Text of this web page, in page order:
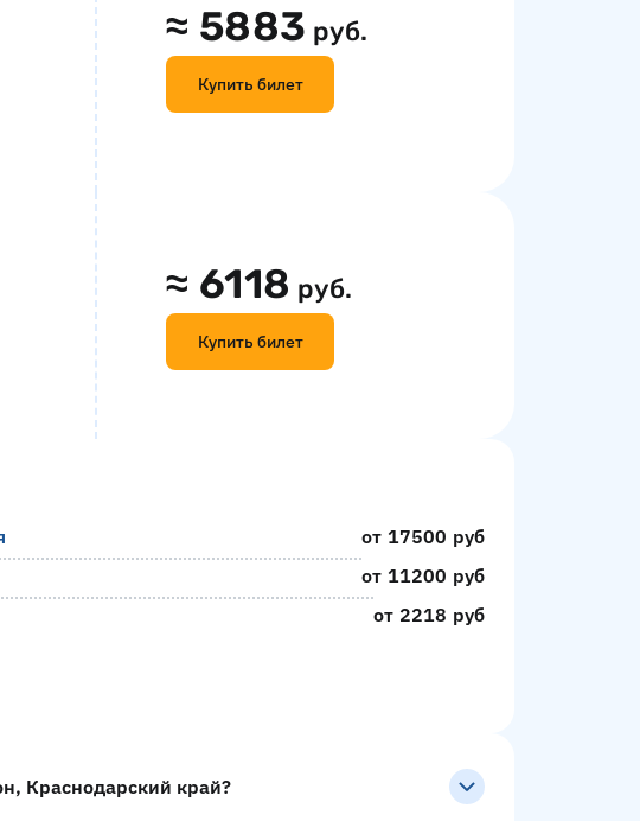
≈ 5883 руб.
Купить билет
≈ 6118 руб.
Купить билет
от 17500 руб
от 11200 руб
от 2218 руб
Краснодарский край?